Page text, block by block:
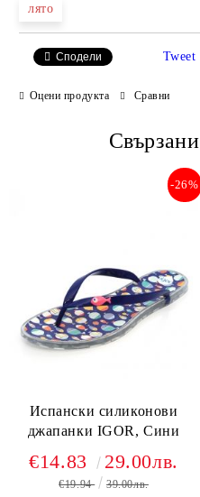
лято
Сподели Tweet
Оцени продукта Сравни
Испански силиконови
джапанки IGOR, Сини
-26%
€14.83 29.00лв.
€19.94 39.00лв.